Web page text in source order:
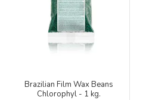
Brazilian Film Wax Beans
Chlorophyl - 1 kg.